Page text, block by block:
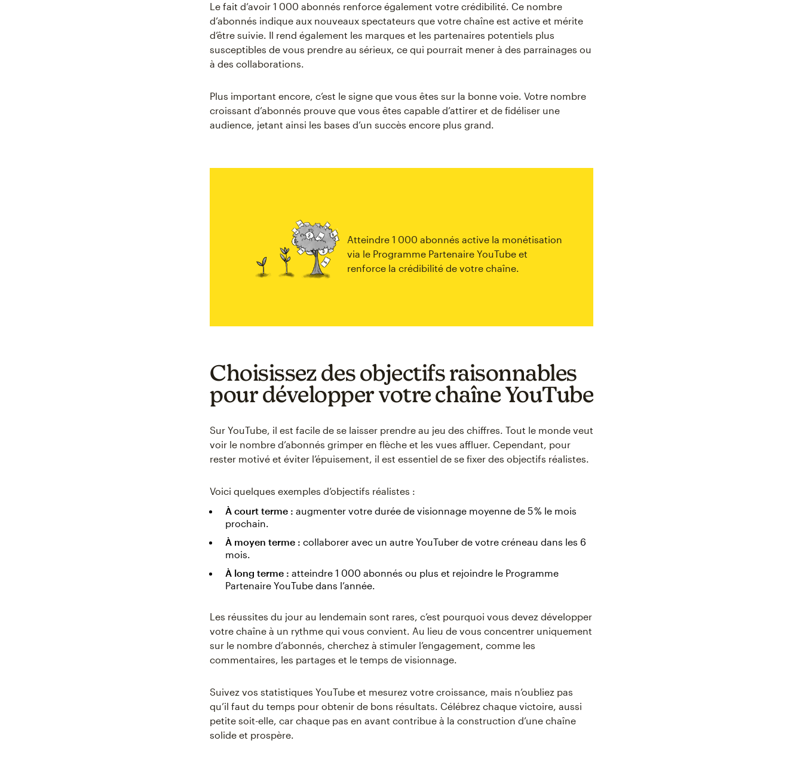
Le fait d’avoir 1 000 abonnés renforce également votre crédibilité. Ce nombre
d’abonnés indique aux nouveaux spectateurs que votre chaîne est active et mérite
d’être suivie. Il rend également les marques et les partenaires potentiels plus
susceptibles de vous prendre au sérieux, ce qui pourrait mener à des parrainages ou
à des collaborations.
Plus important encore, c’est le signe que vous êtes sur la bonne voie. Votre nombre
croissant d’abonnés prouve que vous êtes capable d’attirer et de fidéliser une
audience, jetant ainsi les bases d’un succès encore plus grand.
Atteindre 1 000 abonnés active la monétisation
via le Programme Partenaire YouTube et
renforce la crédibilité de votre chaîne.
Choisissez des objectifs raisonnables
pour développer votre chaîne YouTube
Sur YouTube, il est facile de se laisser prendre au jeu des chiffres. Tout le monde veut
voir le nombre d’abonnés grimper en flèche et les vues affluer. Cependant, pour
rester motivé et éviter l’épuisement, il est essentiel de se fixer des objectifs réalistes.
Voici quelques exemples d’objectifs réalistes :
À court terme : augmenter votre durée de visionnage moyenne de 5 % le mois
prochain.
À moyen terme : collaborer avec un autre YouTuber de votre créneau dans les 6
mois.
À long terme : atteindre 1 000 abonnés ou plus et rejoindre le Programme
Partenaire YouTube dans l’année.
Les réussites du jour au lendemain sont rares, c’est pourquoi vous devez développer
votre chaîne à un rythme qui vous convient. Au lieu de vous concentrer uniquement
sur le nombre d’abonnés, cherchez à stimuler l’engagement, comme les
commentaires, les partages et le temps de visionnage.
Suivez vos statistiques YouTube et mesurez votre croissance, mais n’oubliez pas
qu’il faut du temps pour obtenir de bons résultats. Célébrez chaque victoire, aussi
petite soit-elle, car chaque pas en avant contribue à la construction d’une chaîne
solide et prospère.